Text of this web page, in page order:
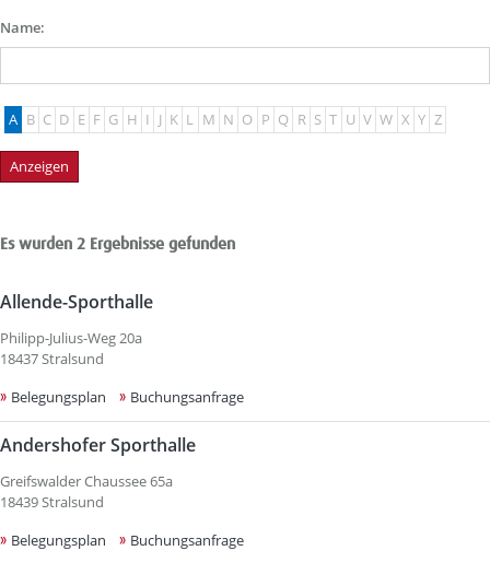
Name:
A B C D E F G H I J K L M N O P Q R S T U V W X Y Z
Es wurden 2 Ergebnisse gefunden
Allende-Sporthalle
Philipp-Julius-Weg 20a
18437 Stralsund
Belegungsplan
Buchungsanfrage
Andershofer Sporthalle
Greifswalder Chaussee 65a
18439 Stralsund
Belegungsplan
Buchungsanfrage